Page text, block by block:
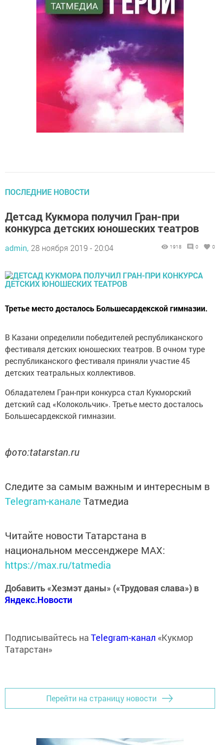
ПОСЛЕДНИЕ НОВОСТИ
Детсад Кукмора получил Гран-при
конкурса детских юношеских театров
admin, 28 ноября 2019 - 20:04 1918 0 0
Третье место досталось Большесардекской гимназии.
В Казани определили победителей республиканского
фестиваля детских юношеских театров. В очном туре
республиканского фестиваля приняли участие 45
детских театральных коллективов.
Обладателем Гран-при конкурса стал Кукморский
детский сад «Колокольчик». Третье место досталось
Большесардекской гимназии.
фото:tatarstan.ru
Следите за самым важным и интересным в
Telegram-канале Татмедиа
Читайте новости Татарстана в
национальном мессенджере MАХ:
https://max.ru/tatmedia
Добавить «Хезмэт даны» («Трудовая слава») в
Яндекс.Новости
Подписывайтесь на Telegram-канал «Кукмор
Татарстан»
Перейти на страницу новости